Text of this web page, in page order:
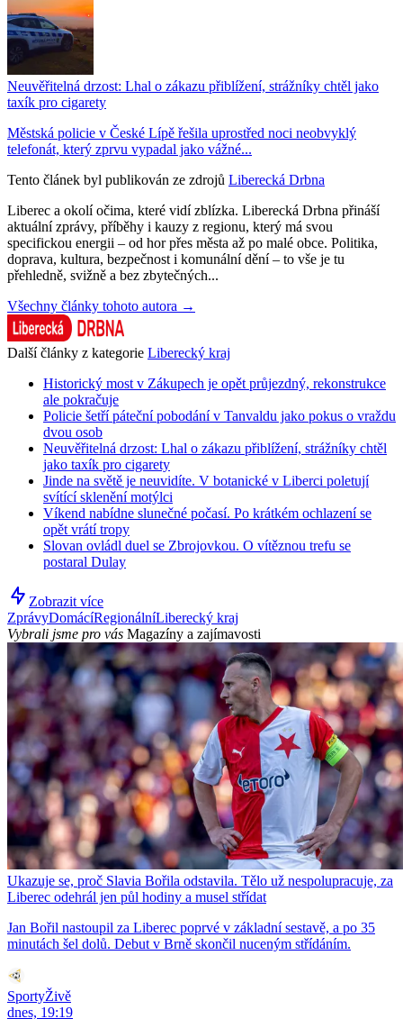
Neuvěřitelná drzost: Lhal o zákazu přiblížení, strážníky chtěl jako
taxík pro cigarety
Městská policie v České Lípě řešila uprostřed noci neobvyklý
telefonát, který zprvu vypadal jako vážné...
Tento článek byl publikován ze zdrojů Liberecká Drbna
Liberec a okolí očima, které vidí zblízka. Liberecká Drbna přináší
aktuální zprávy, příběhy i kauzy z regionu, který má svou
specifickou energii – od hor přes města až po malé obce. Politika,
doprava, kultura, bezpečnost i komunální dění – to vše je tu
přehledně, svižně a bez zbytečných...
Všechny články tohoto autora →
Další články z kategorie Liberecký kraj
Historický most v Zákupech je opět průjezdný, rekonstrukce
ale pokračuje
Policie šetří páteční pobodání v Tanvaldu jako pokus o vraždu
dvou osob
Neuvěřitelná drzost: Lhal o zákazu přiblížení, strážníky chtěl
jako taxík pro cigarety
Jinde na světě je neuvidíte. V botanické v Liberci poletují
svítící sklenění motýlci
Víkend nabídne slunečné počasí. Po krátkém ochlazení se
opět vrátí tropy
Slovan ovládl duel se Zbrojovkou. O vítěznou trefu se
postaral Dulay
Zobrazit více
ZprávyDomácíRegionálníLiberecký kraj
Vybrali jsme pro vás Magazíny a zajímavosti
Ukazuje se, proč Slavia Bořila odstavila. Tělo už nespolupracuje, za
Liberec odehrál jen půl hodiny a musel střídat
Jan Bořil nastoupil za Liberec poprvé v základní sestavě, a po 35
minutách šel dolů. Debut v Brně skončil nuceným střídáním.
SportyŽivě
dnes, 19:19